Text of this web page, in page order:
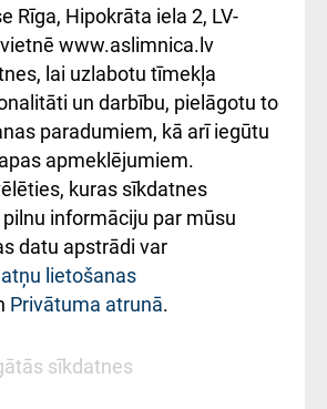
Україною
Rīga, Hipokrāta iela 2, LV-
www.aslimnica.lv
lai uzlabotu tīmekļa
un darbību, pielāgotu to
paradumiem, kā arī iegūtu
apmeklējumiem.
kuras sīkdatnes
informāciju par mūsu
datu apstrādi var
lietošanas
Privātuma atrunā.
sīkdatnes